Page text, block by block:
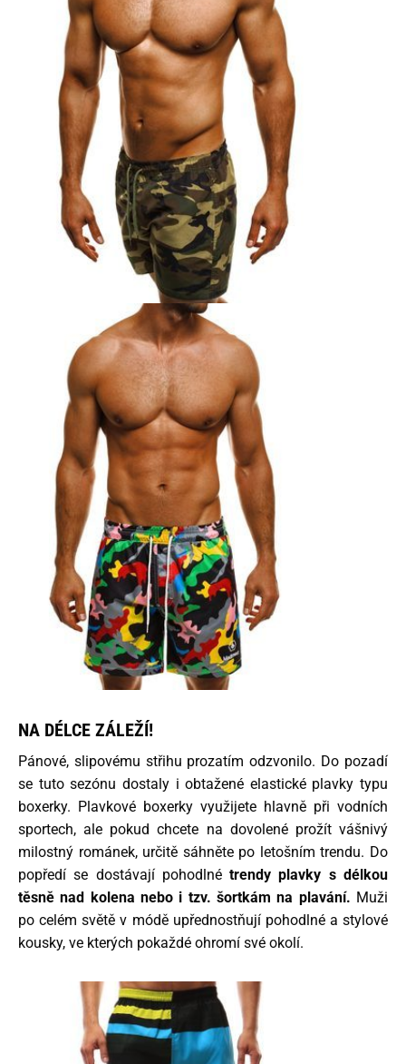
NA DÉLCE ZÁLEŽÍ!
Pánové, slipovému střihu prozatím odzvonilo. Do pozadí
se tuto sezónu dostaly i obtažené elastické plavky typu
boxerky. Plavkové boxerky využijete hlavně při vodních
sportech, ale pokud chcete na dovolené prožít vášnivý
milostný románek, určitě sáhněte po letošním trendu. Do
popředí se dostávají pohodlnétrendy plavky s délkou
těsně nad kolena nebo i tzv. šortkám na plavání. Muži
po celém světě v módě upřednostňují pohodlné a stylové
kousky, ve kterých pokaždé ohromí své okolí.